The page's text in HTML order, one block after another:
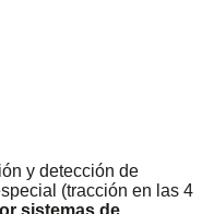
y detección de
(tracción en las 4
sistemas de